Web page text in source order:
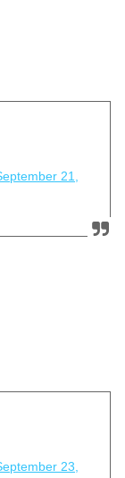
21,
23,